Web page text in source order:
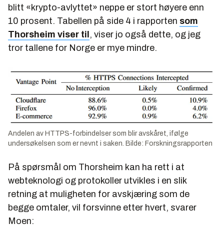
blitt «krypto-avlyttet» neppe er stort høyere enn
10 prosent. Tabellen på side 4 i rapporten som
Thorsheim viser til , viser jo også dette, og jeg
tror tallene for Norge er mye mindre.
Andelen av HTTPS-forbindelser som blir avskåret, ifølge
undersøkelsen som er nevnt i saken. Bilde: Forskningsrapporten
På spørsmål om Thorsheim kan ha rett i at
webteknologi og protokoller utvikles i en slik
retning at muligheten for avskjæring som de
begge omtaler, vil forsvinne etter hvert, svarer
Moen: